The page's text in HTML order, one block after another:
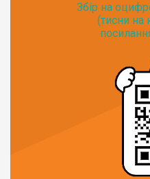
Збір на
(тисни на